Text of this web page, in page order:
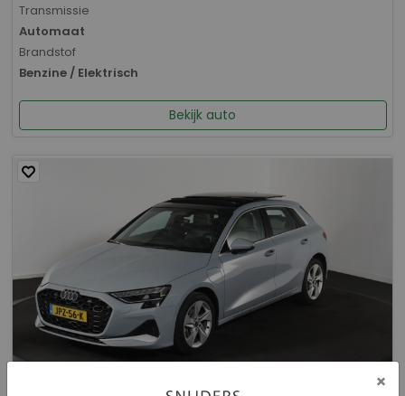
Transmissie
Automaat
Brandstof
Benzine / Elektrisch
Bekijk auto
×